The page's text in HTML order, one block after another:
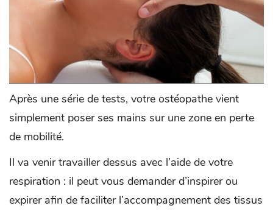
Après une série de tests, votre ostéopathe vient
simplement poser ses mains sur une zone en perte
de mobilité.
Il va venir travailler dessus avec l’aide de votre
respiration : il peut vous demander d’inspirer ou
expirer afin de faciliter l’accompagnement des tissus